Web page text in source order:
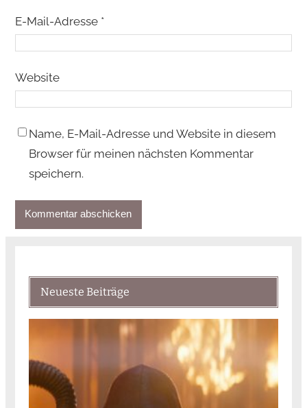
E-Mail-Adresse *
Website
Name, E-Mail-Adresse und Website in diesem
Browser für meinen nächsten Kommentar
speichern.
Neueste Beiträge